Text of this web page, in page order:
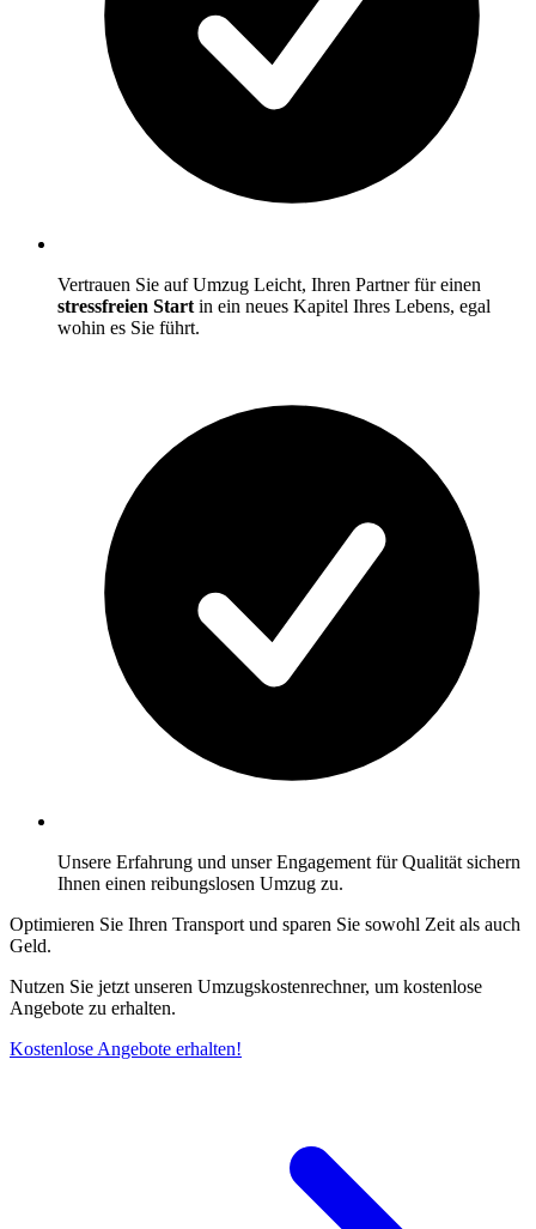
Vertrauen Sie auf Umzug Leicht, Ihren Partner für einen
stressfreien Start in ein neues Kapitel Ihres Lebens, egal
wohin es Sie führt.
Unsere Erfahrung und unser Engagement für Qualität sichern
Ihnen einen reibungslosen Umzug zu.
Optimieren Sie Ihren Transport und sparen Sie sowohl Zeit als auch
Geld.
Nutzen Sie jetzt unseren Umzugskostenrechner, um kostenlose
Angebote zu erhalten.
Kostenlose Angebote erhalten!